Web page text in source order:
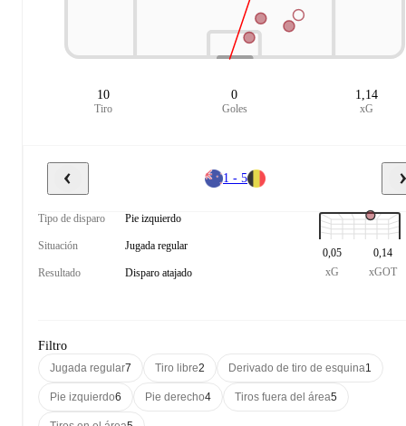
10
Tiro
0
Goles
1,14
xG
1 - 5
Tipo de disparo Pie izquierdo
Situación Jugada regular
Resultado Disparo atajado
0,05
xG
0,14
xGOT
Filtro
Jugada regular7 Tiro libre2 Derivado de tiro de esquina1
Pie izquierdo6 Pie derecho4 Tiros fuera del área5